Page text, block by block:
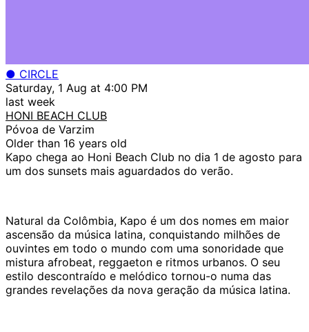
● CIRCLE
Saturday, 1 Aug at 4:00 PM
last week
HONI BEACH CLUB
Póvoa de Varzim
Older than 16 years old
Kapo chega ao Honi Beach Club no dia 1 de agosto para
um dos sunsets mais aguardados do verão.
Natural da Colômbia, Kapo é um dos nomes em maior
ascensão da música latina, conquistando milhões de
ouvintes em todo o mundo com uma sonoridade que
mistura afrobeat, reggaeton e ritmos urbanos. O seu
estilo descontraído e melódico tornou-o numa das
grandes revelações da nova geração da música latina.